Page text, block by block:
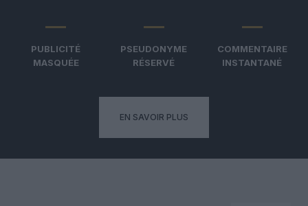
PUBLICITÉ
MASQUÉE
PSEUDONYME
RÉSERVÉ
COMMENTAIRE
INSTANTANÉ
EN SAVOIR PLUS